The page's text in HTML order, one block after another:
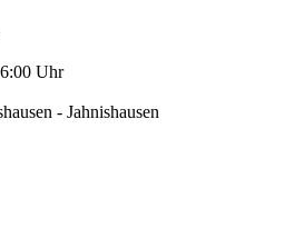
Uhr
- Jahnishausen